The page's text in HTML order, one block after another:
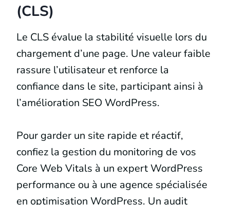
(CLS)
Le CLS évalue la stabilité visuelle lors du
chargement d’une page. Une valeur faible
rassure l’utilisateur et renforce la
confiance dans le site, participant ainsi à
l’amélioration SEO WordPress.
Pour garder un site rapide et réactif,
confiez la gestion du monitoring de vos
Core Web Vitals à un expert WordPress
performance ou à une agence spécialisée
en optimisation WordPress. Un audit